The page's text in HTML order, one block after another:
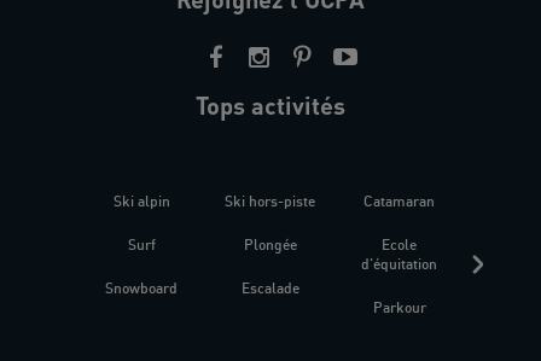
Tops activités
Ski alpin
Surf
Snowboard
Ski hors-piste
Plongée
Escalade
Catamaran
Ecole
d'équitation
Parkour